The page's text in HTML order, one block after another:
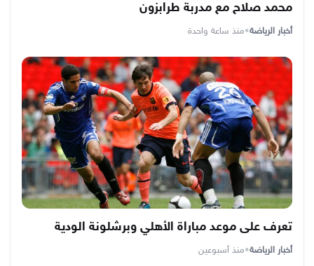
محمد صلاح مع مدربة طرابزون
أخبار الرياضة•منذ ساعة واحدة
تعرف على موعد مباراة الأهلي وبرشلونة الودية
أخبار الرياضة•منذ أسبوعين